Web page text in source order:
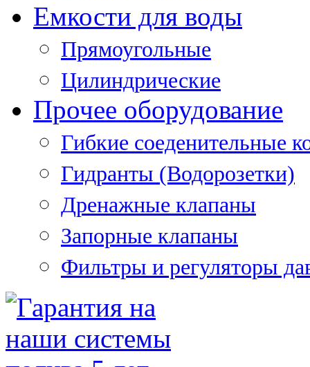
Емкости для воды
Прямоугольные
Цилиндрические
Прочее оборудование
Гибкие соеденительные
Гидранты (Водорозетки)
Дренажные клапаны
Запорные клапаны
Фильтры и регуляторы